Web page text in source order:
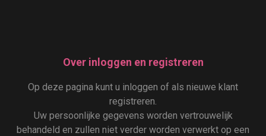
Over inloggen en registreren
Op deze pagina kunt u inloggen of als nieuwe klant
registreren.
Uw persoonlijke gegevens worden vertrouwelijk
behandeld en zullen niet verder worden verwerkt op een